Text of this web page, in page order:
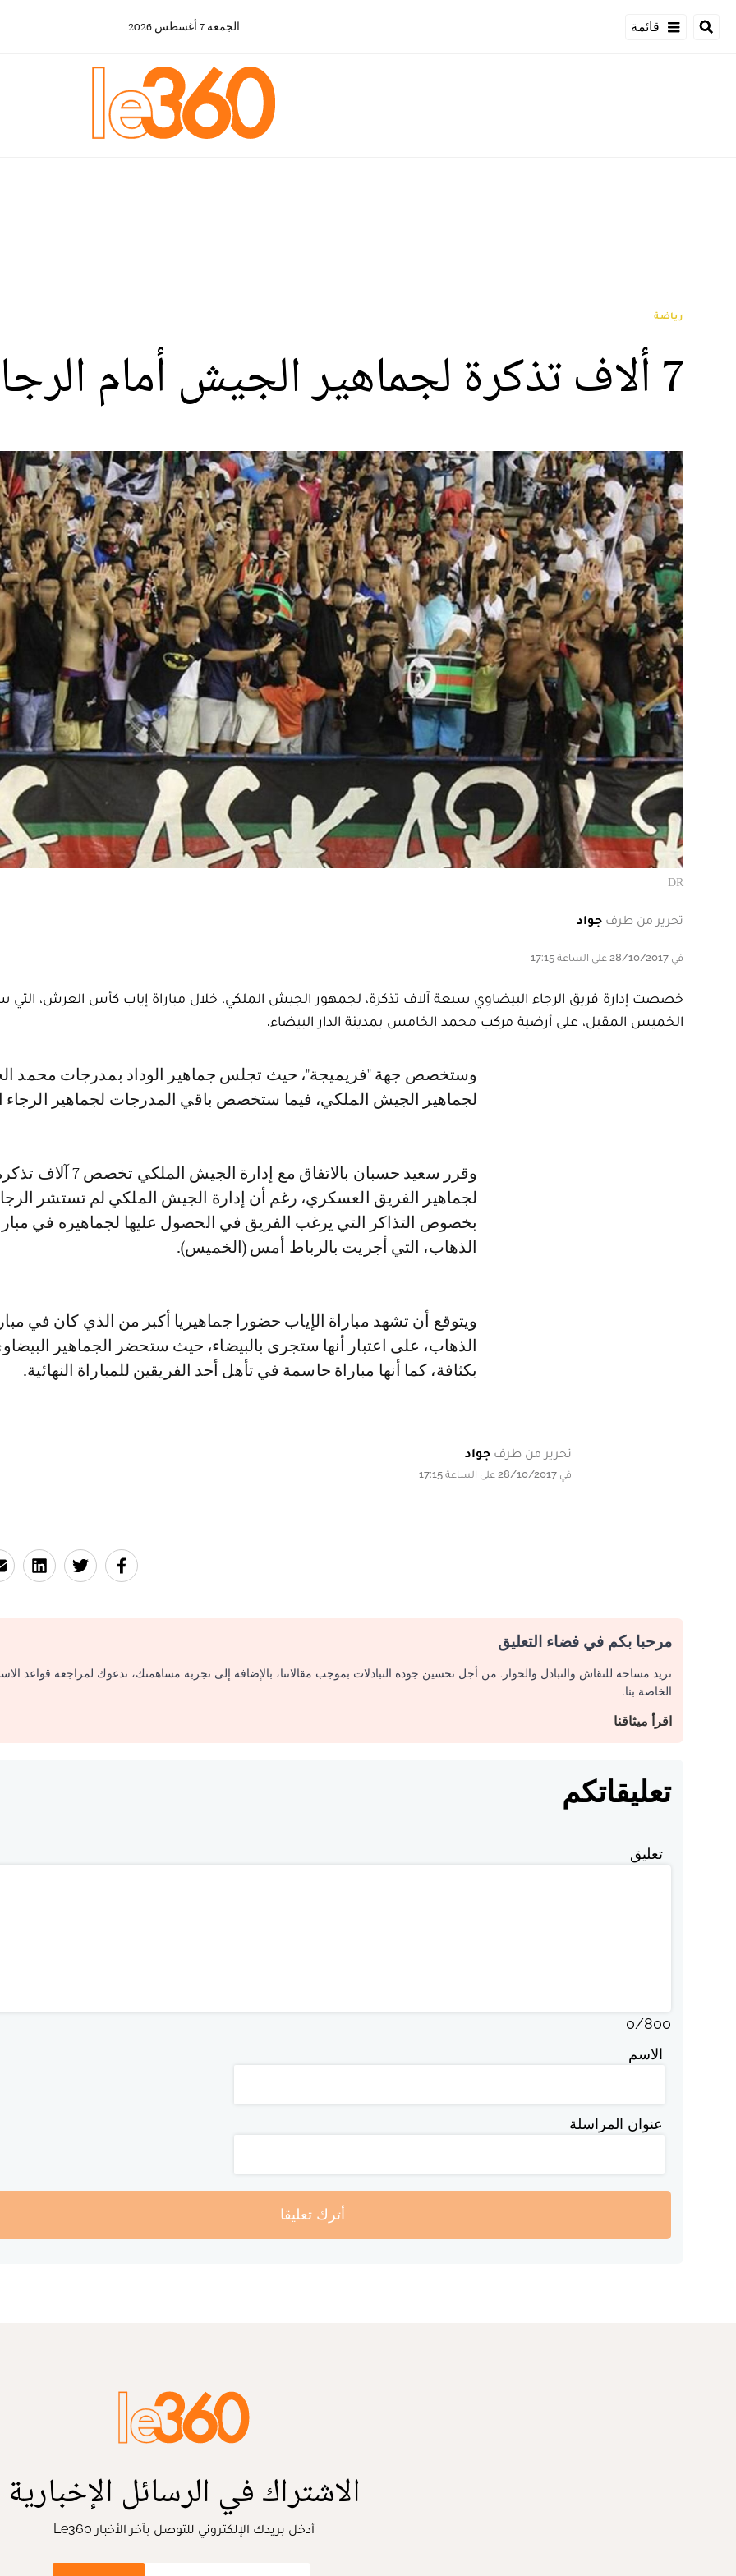
قائمة الجمعة 7 أغسطس 2026
رياضة
7 ألاف تذكرة لجماهير الجيش أمام الرجاء
DR
تحرير من طرف جواد
في 28/10/2017 على الساعة 17:15
خصصت إدارة فريق الرجاء البيضاوي سبعة آلاف تذكرة، لجمهور الجيش الملكي، خلال مباراة إياب كأس العرش،
الخميس المقبل، على أرضية مركب محمد الخامس بمدينة الدار البيضاء.
وستخصص جهة "فريميجة"، حيث تجلس جماهير الوداد بمدرجات محمد الخامس،
لجماهير الجيش الملكي، فيما ستخصص باقي المدرجات لجماهير الرجاء
وقرر سعيد حسبان بالاتفاق مع إدارة الجيش الملكي تخصص 7
لجماهير الفريق العسكري، رغم أن إدارة الجيش الملكي لم تستشر
بخصوص التذاكر التي يرغب الفريق في الحصول عليها لجماهيره في
الذهاب، التي أجريت بالرباط أمس (الخميس).
ويتوقع أن تشهد مباراة الإياب حضورا جماهيريا أكبر من الذي كان في
الذهاب، على اعتبار أنها ستجرى بالبيضاء، حيث ستحضر الجماهير
بكثافة، كما أنها مباراة حاسمة في تأهل أحد الفريقين للمباراة النهائية.
تحرير من طرف جواد
في 28/10/2017 على الساعة 17:15
مرحبا بكم في فضاء التعليق
نريد مساحة للنقاش والتبادل والحوار. من أجل تحسين جودة التبادلات بموجب مقالاتنا، بالإضافة إلى تجربة مساهمتك، ندعوك لمراجعة قواعد
الخاصة بنا.
اقرأ ميثاقنا
تعليقاتكم
تعليق
0/800
الاسم
عنوان المراسلة
أترك تعليقا
الاشتراك في الرسائل الإخبارية
أدخل بريدك الإلكتروني للتوصل بآخر الأخبار Le360